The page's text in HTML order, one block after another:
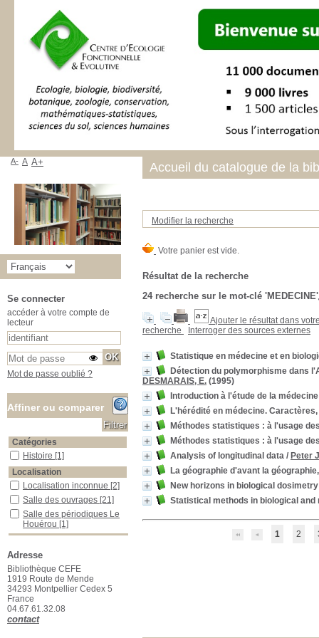
Modifier la recherche
Résultat de la recherche
24recherche sur le mot-clé 'MEDECINE'
Ajouter le résultat dans
recherche
Interroger des sources externes
Statistique en médecine et en
Détection du polymorphisme dans
DESMARAIS, E. (1995)
Introduction à l'étude de la
L'hérédité en médecine.
Méthodes statistiques : à l'usage
Méthodes statistiques : à l'usage
Analysis of longitudinal data / Peter
La géographie d'avant la
New horizons in biological dosimetry
Statistical methods in biological
1 2
Accueil du catalogue de la
A- A A+
Se connecter
accéder à votre compte de
lecteur
Mot de passe oublié ?
Affiner ou comparer
Catégories
Histoire
Histoire [1]
Localisation
Localisation inconnue
Localisation inconnue [2]
Salle des ouvrages
Salle des ouvrages [21]
Salle des périodiques Le Houérou
Salle des périodiques Le
Houérou [1]
03_Botanique
03_Botanique
06_Chimie_Physique
06_Chimie_Physique
08_Divers
08_Divers [2]
09_Génétique_Evolution
09_Génétique_Evolution
10_Géographie
10_Géographie
11_Mathématiques
11_Mathématiques
Adresse
Bibliothèque CEFE
1919 Route de Mende
34293 Montpellier Cedex 5
France
04.67.61.32.08
contact